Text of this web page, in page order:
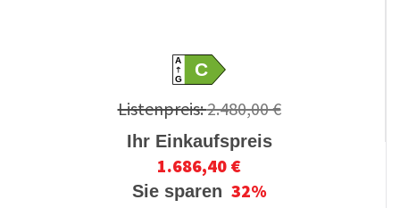
A
GC
Listenpreis:2.480,00 €
Ihr Einkaufspreis
1.686,40 €
Sie sparen 32%